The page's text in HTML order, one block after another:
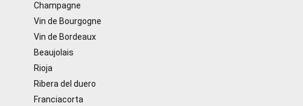
Champagne
Vin de Bourgogne
Vin de Bordeaux
Beaujolais
Rioja
Ribera del duero
Franciacorta